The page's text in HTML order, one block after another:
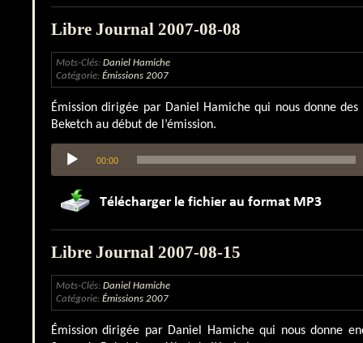
Libre Journal 2007-08-08
Mots-Clés: Daniel Hamiche
Catégorie: Émissions 2007
Émission dirigée par Daniel Hamiche qui nous donne des
Beketch au début de l’émission.
audio
00:00
Libre Journal 2007-08-15
Mots-Clés: Daniel Hamiche
Catégorie: Émissions 2007
Émission dirigée par Daniel Hamiche qui nous donne